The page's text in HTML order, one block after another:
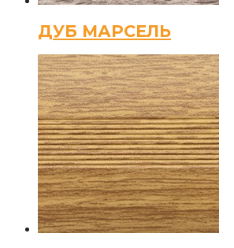
ДУБ МАРСЕЛЬ